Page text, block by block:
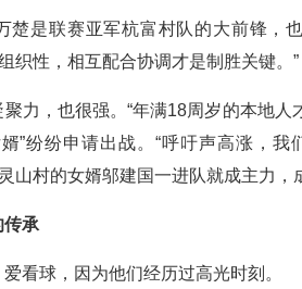
楚是联赛亚军杭富村队的大前锋，
织性，相互配合协调才是制胜关键。”
力，也很强。“年满18周岁的本地
”纷纷申请出战。“呼吁声高涨，
山村的女婿邬建国一进队就成主力，
传承
看球，因为他们经历过高光时刻。